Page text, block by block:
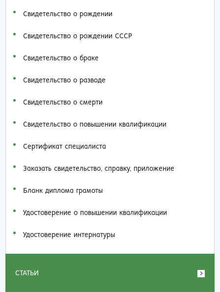
Свидетельство о рождении
Свидетельство о рождении СССР
Свидетельство о браке
Свидетельство о разводе
Свидетельство о смерти
Свидетельство о повышении квалификации
Сертификат специалиста
Заказать cвидетельство, справку, приложение
Бланк диплома грамоты
Удостоверение о повышении квалификации
Удостоверение интернатуры
СТАТЬИ